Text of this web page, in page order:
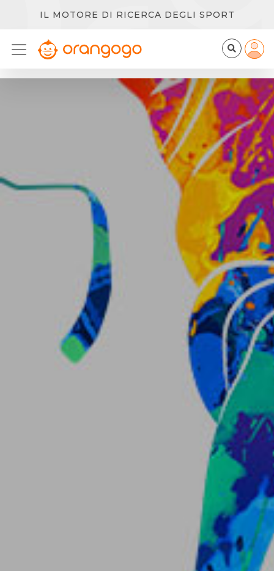
IL MOTORE DI RICERCA DEGLI SPORT